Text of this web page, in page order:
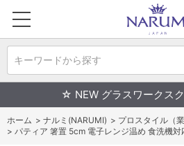
キーワードから探す
☆ NEW グラスワークス
ホーム > ナルミ(NARUMI) > プロスタイル（業
> パティア 箸置 5cm 電子レンジ温め 食洗機